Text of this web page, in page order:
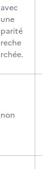
avec
une
parité
reche
rchée.
non